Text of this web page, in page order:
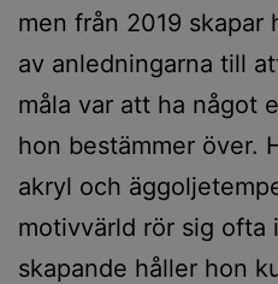
men från 2019 skapar
av anledningarna till
måla var att ha något
hon bestämmer över.
akryl och
motivvärld rör sig
skapande håller hon